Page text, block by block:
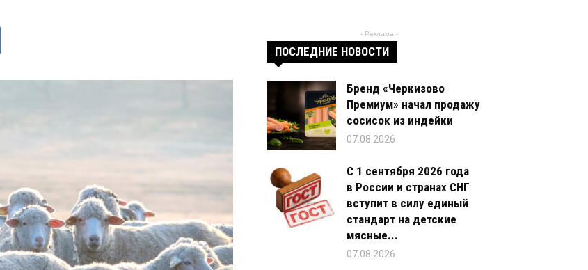
- Реклама -
ПОСЛЕДНИЕ НОВОСТИ
Бренд «Черкизово
Премиум» начал продажу
сосисок из индейки
07.08.2026
С 1 сентября 2026 года
в России и странах СНГ
вступит в силу единый
стандарт на детские
мясные...
07.08.2026